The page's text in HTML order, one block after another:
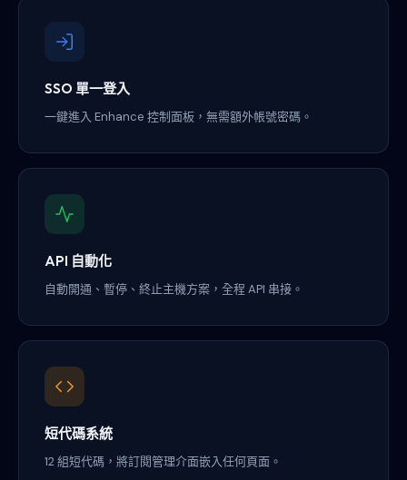
SSO 單一登入
一鍵進入 Enhance 控制面板，無需額外帳號密碼。
API 自動化
自動開通、暫停、終止主機方案，全程 API 串接。
短代碼系統
12 組短代碼，將訂閱管理介面嵌入任何頁面。